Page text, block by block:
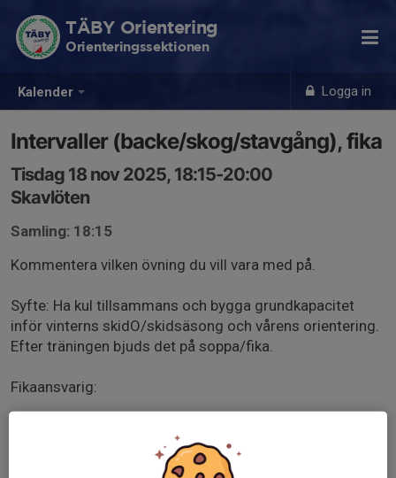
Kalender Logga in
TÄBY Orientering
Orienteringssektionen
Intervaller (backe/skog/stavgång), fika
Tisdag 18 nov 2025, 18:15-20:00
Skavlöten
Samling: 18:15
Kommentera vilken övning du vill vara med på.
Syfte: Ha kul tillsammans och bygga grundkapacitet
inför vinterns skidO/skidsäsong och vårens orientering.
Efter träningen bjuds det på soppa/fika.
Fikaansvarig:
Skogsintervaller på Edvins reflex, 4-8 /2 min vila (se info